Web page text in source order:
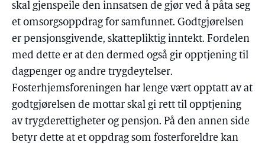
skal gjenspeile den innsatsen de gjør ved å påta seg
et omsorgsoppdrag for samfunnet. Godtgjørelsen
er pensjonsgivende, skattepliktig inntekt. Fordelen
med dette er at den dermed også gir opptjening til
dagpenger og andre trygdeytelser.
Fosterhjemsforeningen har lenge vært opptatt av at
godtgjørelsen de mottar skal gi rett til opptjening
av trygderettigheter og pensjon. På den annen side
betyr dette at et oppdrag som fosterforeldre kan